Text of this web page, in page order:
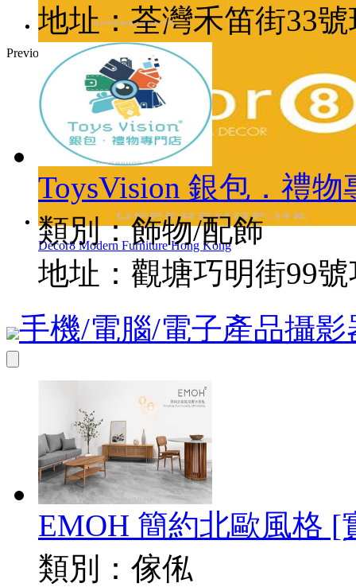
Decor8 Modern Furniture Hong Kong
Previous
地址：荃灣禾笛街33
ToysVision 銀包．禮物
類別：飾物/配飾
地址： 觀塘巧明街99
手機/電腦/電子產品攝影
EMOH 簡約北歐風格 [
類別： 傢俬